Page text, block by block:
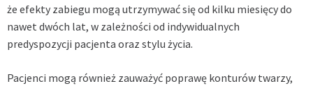
że efekty zabiegu mogą utrzymywać się od kilku miesięcy do
nawet dwóch lat, w zależności od indywidualnych
predyspozycji pacjenta oraz stylu życia.
Pacjenci mogą również zauważyć poprawę konturów twarzy,